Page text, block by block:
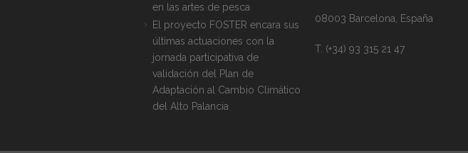
en las artes de pesca
El proyecto FOSTER encara sus
últimas actuaciones con la
jornada participativa de
validación del Plan de
Adaptación al Cambio Climático
del Alto Palancia
08003 Barcelona, España
T. (+34) 93 315 21 47